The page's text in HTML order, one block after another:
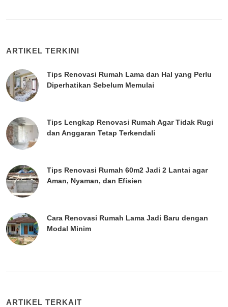
ARTIKEL TERKINI
Tips Renovasi Rumah Lama dan Hal yang Perlu
Diperhatikan Sebelum Memulai
Tips Lengkap Renovasi Rumah Agar Tidak Rugi
dan Anggaran Tetap Terkendali
Tips Renovasi Rumah 60m2 Jadi 2 Lantai agar
Aman, Nyaman, dan Efisien
Cara Renovasi Rumah Lama Jadi Baru dengan
Modal Minim
ARTIKEL TERKAIT